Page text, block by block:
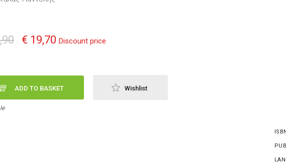
€ 19,70 Discount price
ADD TO BASKET Wishlist